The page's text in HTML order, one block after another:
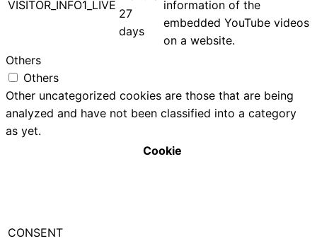
VISITOR_INFO1_LIVE
27
days
information of the
embedded YouTube videos
on a website.
Others
Others
Other uncategorized cookies are those that are being
analyzed and have not been classified into a category
as yet.
Cookie
CONSENT